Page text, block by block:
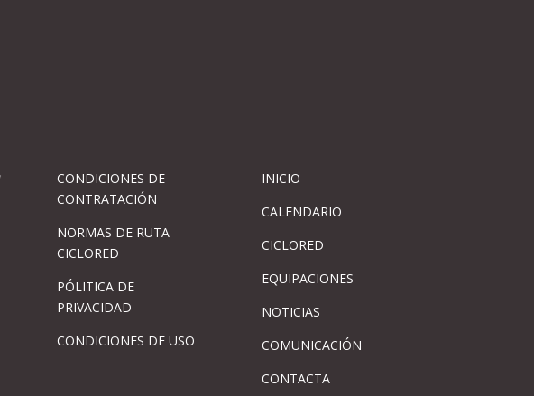
CONDICIONES DE
CONTRATACIÓN
NORMAS DE RUTA
CICLORED
PÓLITICA DE
PRIVACIDAD
CONDICIONES DE USO
INICIO
CALENDARIO
CICLORED
EQUIPACIONES
NOTICIAS
COMUNICACIÓN
CONTACTA